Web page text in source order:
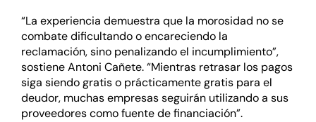
“La experiencia demuestra que la morosidad no se
combate dificultando o encareciendo la
reclamación, sino penalizando el incumplimiento”,
sostiene Antoni Cañete. “Mientras retrasar los pagos
siga siendo gratis o prácticamente gratis para el
deudor, muchas empresas seguirán utilizando a sus
proveedores como fuente de financiación”.